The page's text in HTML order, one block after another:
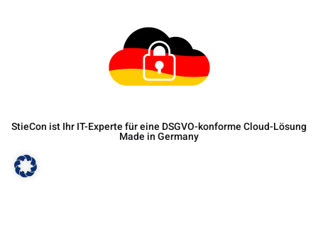
StieCon ist Ihr IT-Experte für eine DSGVO-konforme Cloud-Lösung
Made in Germany